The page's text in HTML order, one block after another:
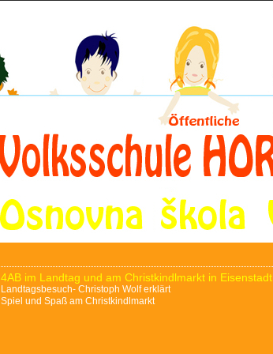
4AB im Landtag und am Christkindlmarkt in Eisenstadt
Landtagsbesuch- Christoph Wolf erklärt
Spiel und Spaß am Christkindlmarkt